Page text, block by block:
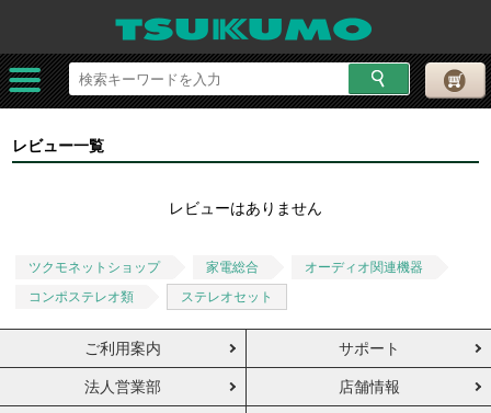
レビュー一覧
レビューはありません
ツクモネットショップ 家電総合
オーディオ関連機器
コンポステレオ類
ステレオセット
ご利用案内 サポート
法人営業部 店舗情報